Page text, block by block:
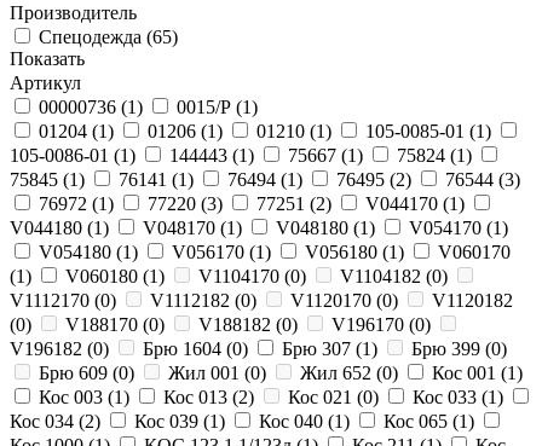
Производитель
Спецодежда (65)
Показать
Артикул
00000736 (1) 0015/Р (1)
01204 (1) 01206 (1) 01210 (1) 105-0085-01 (1)
105-0086-01 (1) 144443 (1) 75667 (1) 75824 (1)
75845 (1) 76141 (1) 76494 (1) 76495 (2) 76544 (3)
76972 (1) 77220 (3) 77251 (2) V044170 (1)
V044180 (1) V048170 (1) V048180 (1) V054170 (1)
V054180 (1) V056170 (1) V056180 (1)
V060170
(1) V060180 (1) V1104170 (0) V1104182 (0)
V1112170 (0) V1112182 (0) V1120170 (0)
V1120182
(0) V188170 (0) V188182 (0) V196170 (0)
V196182 (0) Брю 1604 (0) Брю 307 (1) Брю 399 (0)
Брю 609 (0) Жил 001 (0) Жил 652 (0) Кос 001 (1)
Кос 003 (1) Кос 013 (2) Кос 021 (0) Кос 033 (1)
Кос 034 (2) Кос 039 (1) Кос 040 (1) Кос 065 (1)